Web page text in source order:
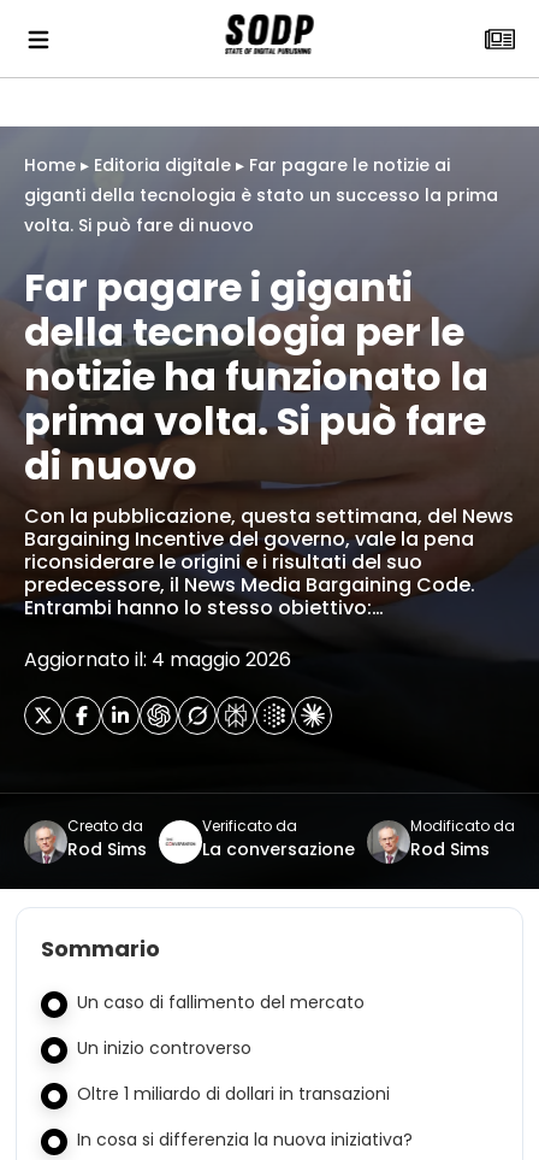
Home ▸ Editoria digitale ▸ Far pagare le notizie ai
giganti della tecnologia è stato un successo la prima
volta. Si può fare di nuovo
Far pagare i giganti
della tecnologia per le
notizie ha funzionato la
prima volta. Si può fare
di nuovo
Con la pubblicazione, questa settimana, del News
Bargaining Incentive del governo, vale la pena
riconsiderare le origini e i risultati del suo
predecessore, il News Media Bargaining Code.
Entrambi hanno lo stesso obiettivo:…
Aggiornato il: 4 maggio 2026
Creato da
Rod Sims
Verificato da
La conversazione
Modificato da
Rod Sims
Sommario
Un caso di fallimento del mercato
Un inizio controverso
Oltre 1 miliardo di dollari in transazioni
In cosa si differenzia la nuova iniziativa?